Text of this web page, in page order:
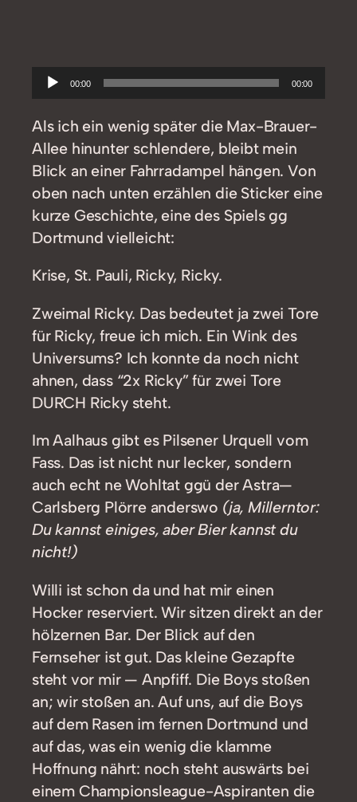
Audio-
Player
00:00 00:00
Als ich ein wenig später die Max-Brauer-
Allee hinunter schlendere, bleibt mein
Blick an einer Fahrradampel hängen. Von
oben nach unten erzählen die Sticker eine
kurze Geschichte, eine des Spiels gg
Dortmund vielleicht:
Krise, St. Pauli, Ricky, Ricky.
Zweimal Ricky. Das bedeutet ja zwei Tore
für Ricky, freue ich mich. Ein Wink des
Universums? Ich konnte da noch nicht
ahnen, dass “2x Ricky” für zwei Tore
DURCH Ricky steht.
Im Aalhaus gibt es Pilsener Urquell vom
Fass. Das ist nicht nur lecker, sondern
auch echt ne Wohltat ggü der Astra—
Carlsberg Plörre anderswo (ja, Millerntor:
Du kannst einiges, aber Bier kannst du
nicht!)
Willi ist schon da und hat mir einen
Hocker reserviert. Wir sitzen direkt an der
hölzernen Bar. Der Blick auf den
Fernseher ist gut. Das kleine Gezapfte
steht vor mir — Anpfiff. Die Boys stoßen
an; wir stoßen an. Auf uns, auf die Boys
auf dem Rasen im fernen Dortmund und
auf das, was ein wenig die klamme
Hoffnung nährt: noch steht auswärts bei
einem Championsleague-Aspiranten die